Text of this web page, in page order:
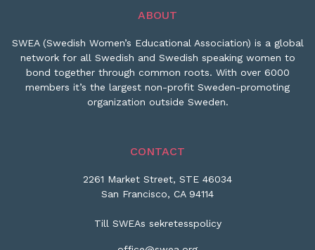
ABOUT
SWEA (Swedish Women’s Educational Association) is a global
network for all Swedish and Swedish speaking women to
bond together through common roots. With over 6000
members it’s the largest non-profit Sweden-promoting
organization outside Sweden.
CONTACT
2261 Market Street, STE 46034
San Francisco, CA 94114
Till SWEAs sekretesspolicy